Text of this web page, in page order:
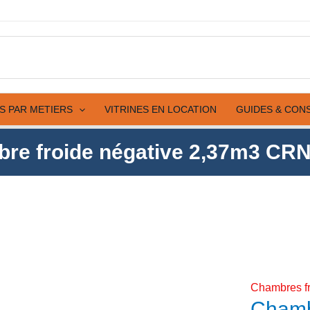
PAR METIERS VITRINES EN LOCATION GUIDES &
froide négative 2,37m3
Chambres